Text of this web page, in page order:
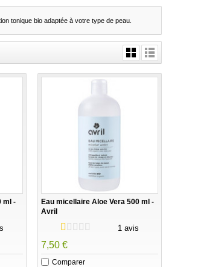
tonique bio adaptée à votre type de peau.
ml -
Eau micellaire Aloe Vera 500 ml -
Avril
1 avis
7,50 €
Comparer